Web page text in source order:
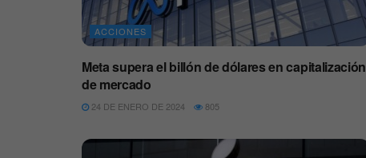
ACCIONES
Meta supera el billón de dólares en capitalización
de mercado
24 DE ENERO DE 2024 805